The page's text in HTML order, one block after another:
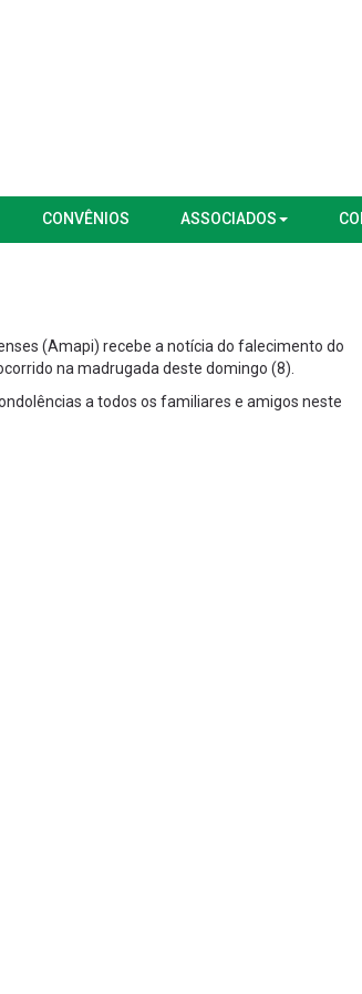
CONVÊNIOS ASSOCIADOS
(Amapi) recebe a notícia do falecimento do
na madrugada deste domingo (8).
a todos os familiares e amigos neste